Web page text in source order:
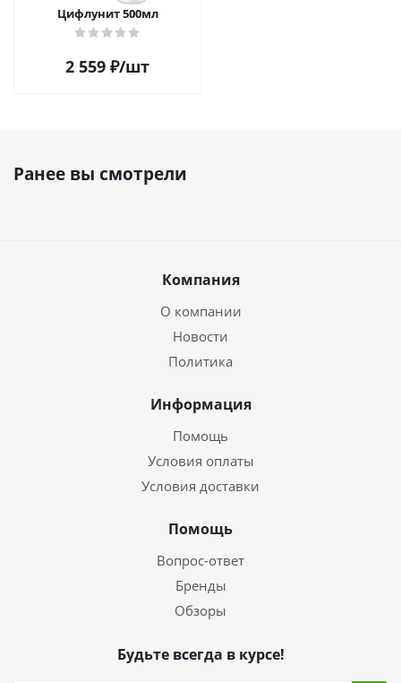
Цифлунит 500мл
2 559 ₽/шт
Ранее вы смотрели
Компания
О компании
Новости
Политика
Информация
Помощь
Условия оплаты
Условия доставки
Помощь
Вопрос-ответ
Бренды
Обзоры
Будьте всегда в курсе!